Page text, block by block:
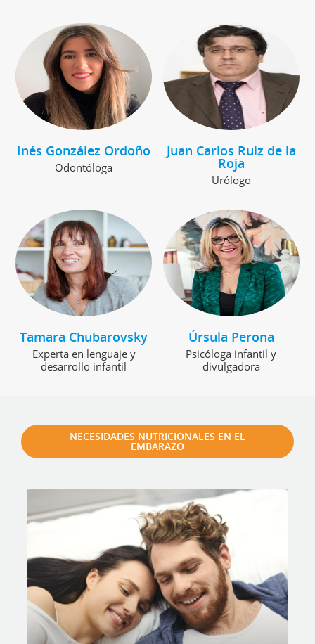
Inés González Ordoño
Odontóloga
Juan Carlos Ruiz de la
Roja
Urólogo
Tamara Chubarovsky
Experta en lenguaje y
desarrollo infantil
Úrsula Perona
Psicóloga infantil y
divulgadora
NECESIDADES NUTRICIONALES EN EL
EMBARAZO